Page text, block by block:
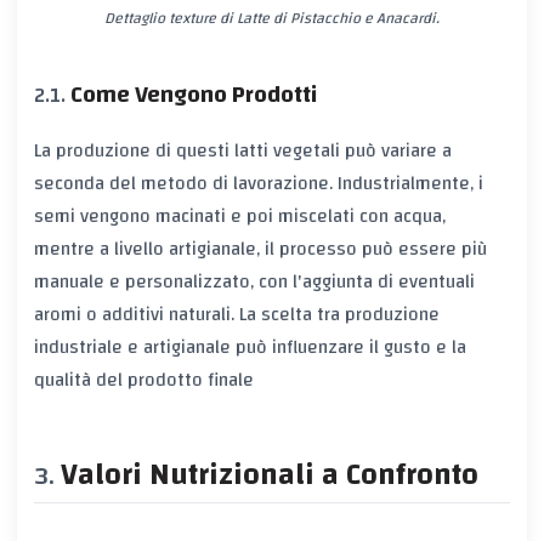
Dettaglio texture di Latte di Pistacchio e Anacardi.
Come Vengono Prodotti
La produzione di questi latti vegetali può variare a
seconda del metodo di lavorazione. Industrialmente, i
semi vengono macinati e poi miscelati con acqua,
mentre a livello artigianale, il processo può essere più
manuale e personalizzato, con l'aggiunta di eventuali
aromi o additivi naturali. La scelta tra produzione
industriale e artigianale può influenzare il gusto e la
qualità del prodotto finale
Valori Nutrizionali a Confronto